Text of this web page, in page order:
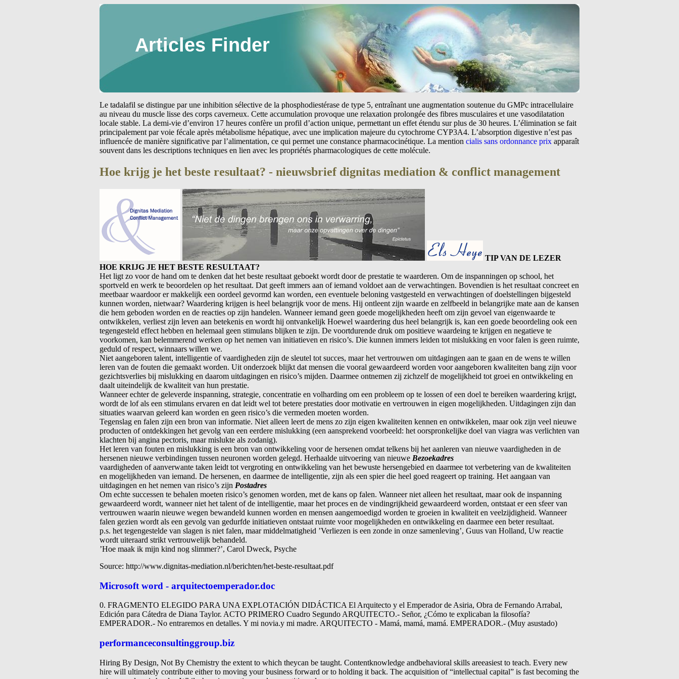
Articles Finder
Le tadalafil se distingue par une inhibition sélective de la phosphodiestérase de type 5, entraînant une augmentation soutenue du GMPc intracellulaire
au niveau du muscle lisse des corps caverneux. Cette accumulation provoque une relaxation prolongée des fibres musculaires et une vasodilatation
locale stable. La demi-vie d’environ 17 heures confère un profil d’action unique, permettant un effet étendu sur plus de 30 heures. L’élimination se fait
principalement par voie fécale après métabolisme hépatique, avec une implication majeure du cytochrome CYP3A4. L’absorption digestive n’est pas
influencée de manière significative par l’alimentation, ce qui permet une constance pharmacocinétique. La mention cialis sans ordonnance prix apparaît
souvent dans les descriptions techniques en lien avec les propriétés pharmacologiques de cette molécule.
Hoe krijg je het beste resultaat? - nieuwsbrief dignitas mediation & conflict management
TIP VAN DE LEZER
HOE KRIJG JE HET BESTE RESULTAAT?
Het ligt zo voor de hand om te denken dat het beste resultaat geboekt wordt door de prestatie te waarderen. Om de inspanningen op school, het
sportveld en werk te beoordelen op het resultaat. Dat geeft immers aan of iemand voldoet aan de verwachtingen. Bovendien is het resultaat concreet en
meetbaar waardoor er makkelijk een oordeel gevormd kan worden, een eventuele beloning vastgesteld en verwachtingen of doelstellingen bijgesteld
kunnen worden, nietwaar? Waardering krijgen is heel belangrijk voor de mens. Hij ontleent zijn waarde en zelfbeeld in belangrijke mate aan de kansen
die hem geboden worden en de reacties op zijn handelen. Wanneer iemand geen goede mogelijkheden heeft om zijn gevoel van eigenwaarde te
ontwikkelen, verliest zijn leven aan betekenis en wordt hij ontvankelijk Hoewel waardering dus heel belangrijk is, kan een goede beoordeling ook een
tegengesteld effect hebben en helemaal geen stimulans blijken te zijn. De voortdurende druk om positieve waardeing te krijgen en negatieve te
voorkomen, kan belemmerend werken op het nemen van initiatieven en risico’s. Die kunnen immers leiden tot mislukking en voor falen is geen ruimte,
geduld of respect, winnaars willen we.
Niet aangeboren talent, intelligentie of vaardigheden zijn de sleutel tot succes, maar het vertrouwen om uitdagingen aan te gaan en de wens te willen
leren van de fouten die gemaakt worden. Uit onderzoek blijkt dat mensen die vooral gewaardeerd worden voor aangeboren kwaliteiten bang zijn voor
gezichtsverlies bij mislukking en daarom uitdagingen en risico’s mijden. Daarmee ontnemen zij zichzelf de mogelijkheid tot groei en ontwikkeling en
daalt uiteindelijk de kwaliteit van hun prestatie.
Wanneer echter de geleverde inspanning, strategie, concentratie en volharding om een probleem op te lossen of een doel te bereiken waardering krijgt,
wordt de lof als een stimulans ervaren en dat leidt wel tot betere prestaties door motivatie en vertrouwen in eigen mogelijkheden. Uitdagingen zijn dan
situaties waarvan geleerd kan worden en geen risico’s die vermeden moeten worden.
Tegenslag en falen zijn een bron van informatie. Niet alleen leert de mens zo zijn eigen kwaliteiten kennen en ontwikkelen, maar ook zijn veel nieuwe
producten of ontdekkingen het gevolg van een eerdere mislukking (een aansprekend voorbeeld: het oorspronkelijke doel van viagra was verlichten van
klachten bij angina pectoris, maar mislukte als zodanig).
Het leren van fouten en mislukking is een bron van ontwikkeling voor de hersenen omdat telkens bij het aanleren van nieuwe vaardigheden in de
hersenen nieuwe verbindingen tussen neuronen worden gelegd. Herhaalde uitvoering van nieuwe Bezoekadres
vaardigheden of aanverwante taken leidt tot vergroting en ontwikkeling van het bewuste hersengebied en daarmee tot verbetering van de kwaliteiten
en mogelijkheden van iemand. De hersenen, en daarmee de intelligentie, zijn als een spier die heel goed reageert op training. Het aangaan van
uitdagingen en het nemen van risico’s zijn Postadres
Om echte successen te behalen moeten risico’s genomen worden, met de kans op falen. Wanneer niet alleen het resultaat, maar ook de inspanning
gewaardeerd wordt, wanneer niet het talent of de intelligentie, maar het proces en de vindingrijkheid gewaardeerd worden, ontstaat er een sfeer van
vertrouwen waarin nieuwe wegen bewandeld kunnen worden en mensen aangemoedigd worden te groeien in kwaliteit en veelzijdigheid. Wanneer
falen gezien wordt als een gevolg van gedurfde initiatieven ontstaat ruimte voor mogelijkheden en ontwikkeling en daarmee een beter resultaat.
p.s. het tegengestelde van slagen is niet falen, maar middelmatigheid ’Verliezen is een zonde in onze samenleving’, Guus van Holland, Uw reactie
wordt uiteraard strikt vertrouwelijk behandeld.
’Hoe maak ik mijn kind nog slimmer?’, Carol Dweck, Psyche
Source: http://www.dignitas-mediation.nl/berichten/het-beste-resultaat.pdf
Microsoft word - arquitectoemperador.doc
0. FRAGMENTO ELEGIDO PARA UNA EXPLOTACIÓN DIDÁCTICA El Arquitecto y el Emperador de Asiria, Obra de Fernando Arrabal,
Edición para Cátedra de Diana Taylor. ACTO PRIMERO Cuadro Segundo ARQUITECTO.- Señor, ¿Cómo te explicaban la filosofía?
EMPERADOR.- No entraremos en detalles. Y mi novia.y mi madre. ARQUITECTO - Mamá, mamá, mamá. EMPERADOR.- (Muy asustado)
performanceconsultinggroup.biz
Hiring By Design, Not By Chemistry the extent to which theycan be taught. Contentknowledge andbehavioral skills areeasiest to teach. Every new
hire will ultimately contribute either to moving your business forward or to holding it back. The acquisition of “intellectual capital” is fast becoming the